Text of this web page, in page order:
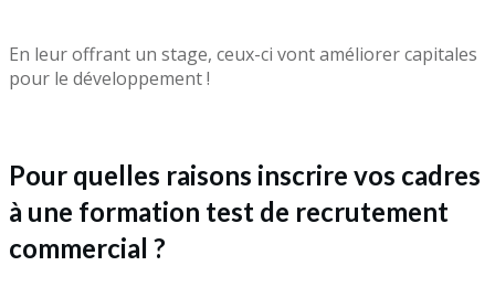
En leur offrant un stage, ceux-ci vont améliorer capitales
pour le développement !
Pour quelles raisons inscrire vos cadres
à une formation test de recrutement
commercial ?